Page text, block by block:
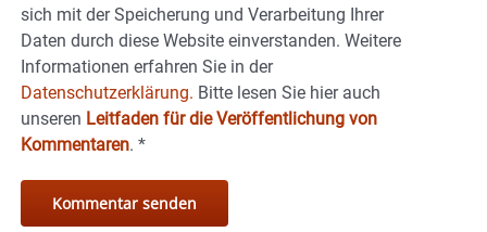
sich mit der Speicherung und Verarbeitung Ihrer
Daten durch diese Website einverstanden. Weitere
Informationen erfahren Sie in der
Datenschutzerklärung. Bitte lesen Sie hier auch
unseren Leitfaden für die Veröffentlichung von
Kommentaren. *